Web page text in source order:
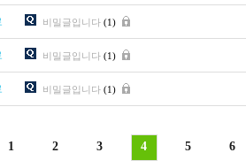
비밀글입니다 (1)
비밀글입니다 (1)
비밀글입니다 (1)
1 2 3 4 5 6